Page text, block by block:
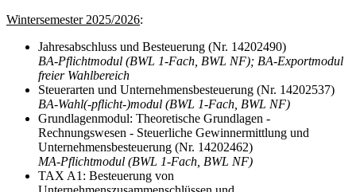
Wintersemester 2025/2026:
Jahresabschluss und Besteuerung (Nr. 14202490)
BA-Pflichtmodul (BWL 1-Fach, BWL NF); BA-Exportmodul
freier Wahlbereich
Steuerarten und Unternehmensbesteuerung (Nr. 14202537)
BA-Wahl(-pflicht-)modul (BWL 1-Fach, BWL NF)
Grundlagenmodul: Theoretische Grundlagen -
Rechnungswesen - Steuerliche Gewinnermittlung und
Unternehmensbesteuerung (Nr. 14202462)
MA-Pflichtmodul (BWL 1-Fach, BWL NF)
TAX A1: Besteuerung von